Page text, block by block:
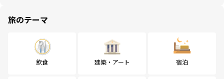
旅のテーマ
飲食 建築・アート 宿泊